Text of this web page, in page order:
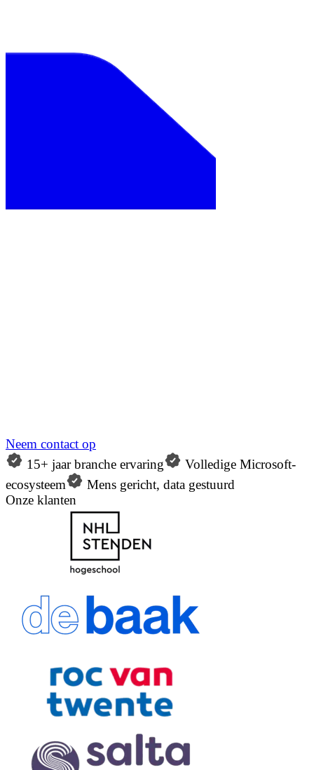
Neem contact op
15+ jaar branche ervaring
Volledige Microsoft-
ecosysteem
Mens gericht, data gestuurd
Onze klanten